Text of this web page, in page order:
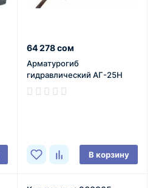
64 278 сом
Арматурогиб
гидравлический АГ-25Н
В корзину